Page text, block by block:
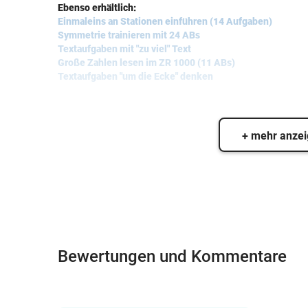
Ebenso erhältlich:
Einmaleins an Stationen einführen (14 Aufgaben)
Symmetrie trainieren mit 24 ABs
Textaufgaben mit "zu viel" Text
Große Zahlen lesen im ZR 1000 (11 ABs)
Textaufgaben "um die Ecke" denken
+ mehr
Bewertungen und Kommentare